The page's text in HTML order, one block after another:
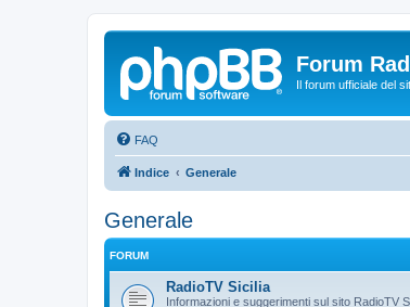
Forum
Il forum ufficiale del
FAQ
Indice Generale
Generale
FORUM
RadioTV Sicilia
Informazioni e suggerimenti sul sito RadioTV